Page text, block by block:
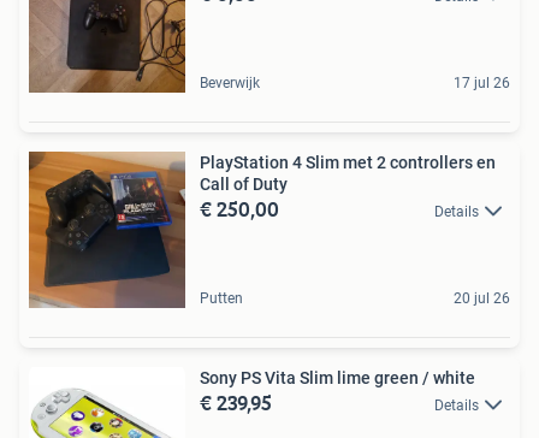
Beverwijk 17 jul 26
PlayStation 4 Slim met 2 controllers en
Call of Duty
€ 250,00 Details
Putten 20 jul 26
Sony PS Vita Slim lime green / white
€ 239,95 Details